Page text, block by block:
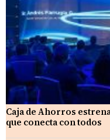
Caja de Ahorros
que conecta con todos